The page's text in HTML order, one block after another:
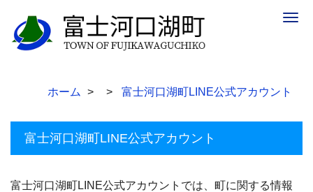
ホーム 富士河口湖町LINE公式アカウント
富士河口湖町LINE公式アカウント
富士河口湖町LINE公式アカウントでは、町に関する情報